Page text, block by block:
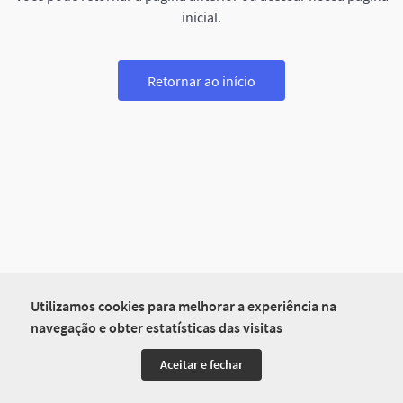
Utilizamos cookies para melhorar a experiência na
navegação e obter estatísticas das visitas
Aceitar e fechar
inicial.
Retornar ao início